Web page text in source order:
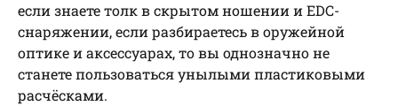
если знаете толк в скрытом ношении и EDC-
снаряжении, если разбираетесь в оружейной
оптике и аксессуарах, то вы однозначно не
станете пользоваться унылыми пластиковыми
расчёсками.